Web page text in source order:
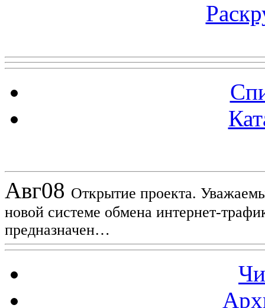
Авг08 Открытие проекта.
новой системе обмена интернет-
предназначен…